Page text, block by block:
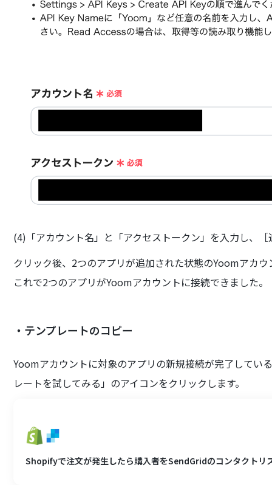
(4)「アカウント名」と「アクセストークン」を入力し、
クリック後、2つのアプリが追加された状態のYoomアカ
これで2つのアプリがYoomアカウントに接続できました。
・テンプレートのコピー
Yoomアカウントに対象のアプリの新規接続が完了してい
レートを試してみる」のアイコンをクリックします。
Shopifyで注文が発生したら購入者をSendGridのコンタクトリ